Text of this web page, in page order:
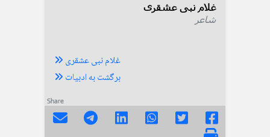
غلام نبی عشقری
شاعر
غلام نبی عشقری
برگشت به ادبیات
Share